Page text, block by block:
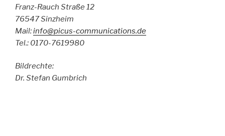
Franz-Rauch Straße 12
76547 Sinzheim
Mail:info@picus-communications.de
Tel.: 0170-7619980
Bildrechte:
Dr. Stefan Gumbrich